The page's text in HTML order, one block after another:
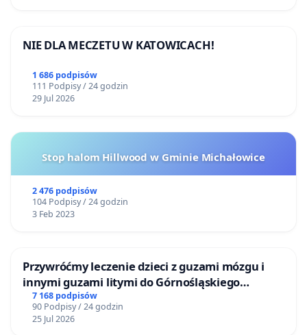
NIE DLA MECZETU W KATOWICACH!
1 686 podpisów
111 Podpisy / 24 godzin
29 Jul 2026
Stop halom Hillwood w Gminie Michałowice
2 476 podpisów
104 Podpisy / 24 godzin
3 Feb 2023
Przywróćmy leczenie dzieci z guzami mózgu i
innymi guzami litymi do Górnośląskiego
Centrum Zdrowia Dziecka w Katowicach
7 168 podpisów
90 Podpisy / 24 godzin
25 Jul 2026